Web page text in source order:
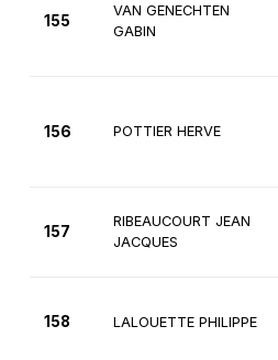
155
VAN GENECHTEN
GABIN
156 POTTIER HERVE
157
RIBEAUCOURT JEAN
JACQUES
158 LALOUETTE PHILIPPE